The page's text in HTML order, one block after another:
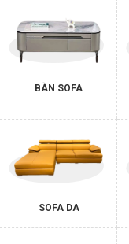
BÀN SOFA
SOFA DA